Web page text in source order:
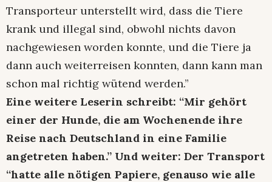
Transporteur unterstellt wird, dass die Tiere
krank und illegal sind, obwohl nichts davon
nachgewiesen worden konnte, und die Tiere ja
dann auch weiterreisen konnten, dann kann man
schon mal richtig wütend werden.”
Eine weitere Leserin schreibt: “Mir gehört
einer der Hunde, die am Wochenende ihre
Reise nach Deutschland in eine Familie
angetreten haben.” Und weiter: Der Transport
“hatte alle nötigen Papiere, genauso wie alle